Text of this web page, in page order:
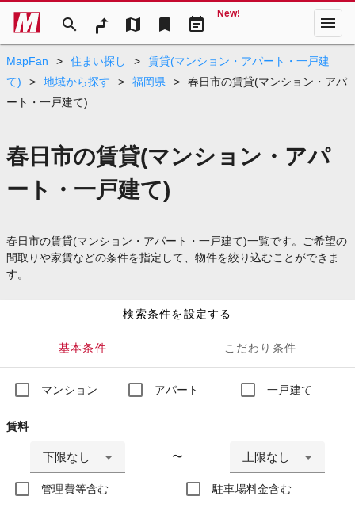
search map bookmark event_note
New! menu
MapFan > 住まい探し >
賃貸(マンション・アパート・一戸建
て)
> 地域から探す > 福岡県 >
春日市の賃貸(マンション・アパ
ート・一戸建て)
春日市の賃貸(マンション・アパ
ート・一戸建て)
春日市の賃貸(マンション・アパート・一戸建て)一覧です。ご希望の
間取りや家賃などの条件を指定して、物件を絞り込むことができま
す。
検索条件を設定する
基本条件 こだわり条件
マンション アパート 一戸建て
賃料
下限なし 〜 上限なし
管理費等含む 駐車場料金含む